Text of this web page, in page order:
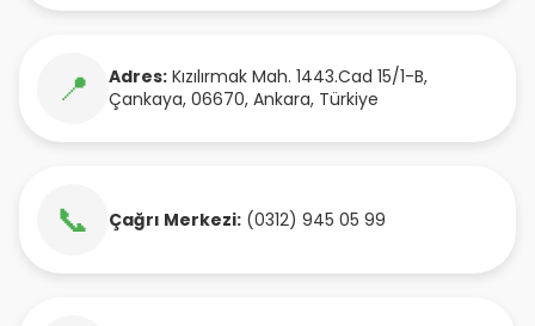
📍 Adres: Kızılırmak Mah. 1443.Cad 15/1-B,
Çankaya, 06670, Ankara, Türkiye
📞 Çağrı Merkezi: (0312) 945 05 99